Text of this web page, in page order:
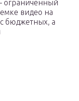
ограниченный
видео на
бюджетных, а